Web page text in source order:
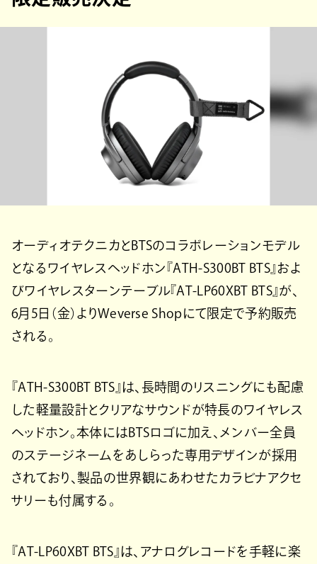
オーディオテクニカとBTSのコラボレーションモデル
となるワイヤレスヘッドホン『ATH-S300BT BTS』およ
びワイヤレスターンテーブル『AT-LP60XBT BTS』が、
6月5日（金）よりWeverse Shopにて限定で予約販売
される。
『ATH-S300BT BTS』は、長時間のリスニングにも配慮
した軽量設計とクリアなサウンドが特長のワイヤレス
ヘッドホン。本体にはBTSロゴに加え、メンバー全員
のステージネームをあしらった専用デザインが採用
されており、製品の世界観にあわせたカラビナアクセ
サリーも付属する。
『AT-LP60XBT BTS』は、アナログレコードを手軽に楽